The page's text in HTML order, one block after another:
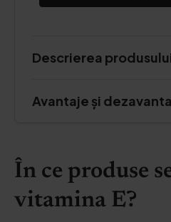
Descrierea
Avantaje și
În ce produse
vitamina E?